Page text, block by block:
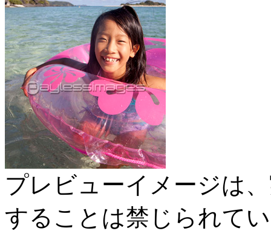
プレビューイメージは
することは禁じられて